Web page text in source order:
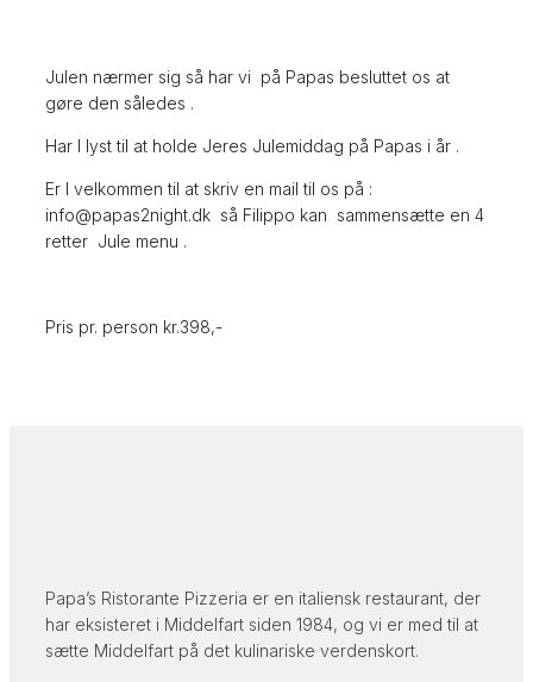
Julen nærmer sig så har vi på Papas besluttet os at
gøre den således .
Har I lyst til at holde Jeres Julemiddag på Papas i år .
Er I velkommen til at skriv en mail til os på :
info@papas2night.dk så Filippo kan sammensætte en 4
retter Jule menu .
Pris pr. person kr.398,-
​Papa’s Ristorante Pizzeria er en italiensk restaurant, der
har eksisteret i Middelfart siden 1984, og vi er med til at
sætte Middelfart på det kulinariske verdenskort.